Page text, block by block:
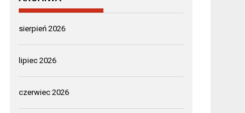
sierpień 2026
lipiec 2026
czerwiec 2026